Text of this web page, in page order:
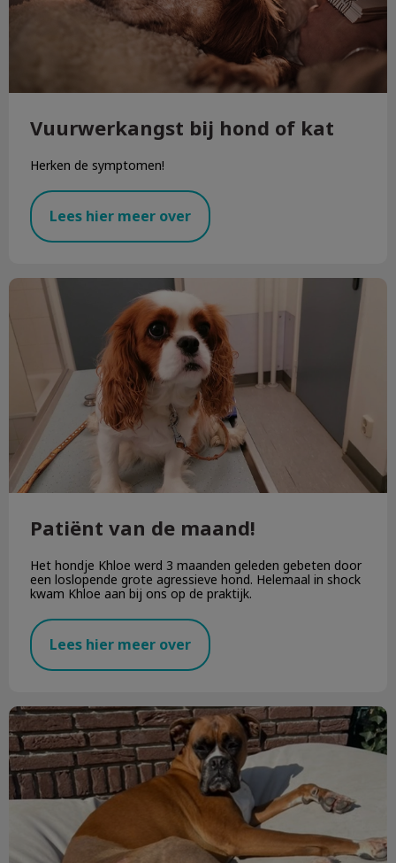
Vuurwerkangst bij hond of kat
Herken de symptomen!
Lees hier meer over
Patiënt van de maand!
Patiënt van de maand!
Het hondje Khloe werd 3 maanden geleden gebeten door
een loslopende grote agressieve hond. Helemaal in shock
kwam Khloe aan bij ons op de praktijk.
Lees hier meer over
Kennen jullie Pleun nog?